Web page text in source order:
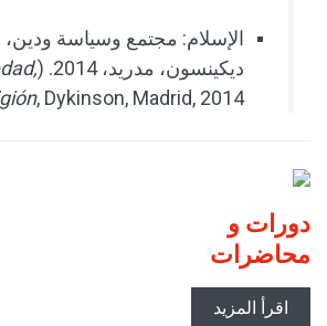
الإسلام: مجتمع وسياسة ودين،
ديكينسون، مدريد، 2014. (
, Dykinson, Madrid, 2014)
دورات و
محاضرات
اقرأ المزيد